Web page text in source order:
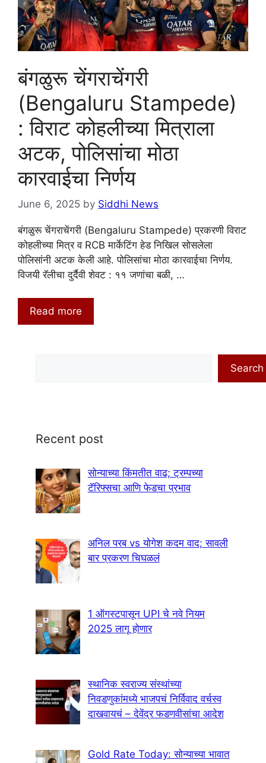
बंगळुरू चेंगराचेंगरी
(Bengaluru Stampede)
: विराट कोहलीच्या मित्राला
अटक, पोलिसांचा मोठा
कारवाईचा निर्णय
June 6, 2025 by Siddhi News
बंगळुरू चेंगराचेंगरी (Bengaluru Stampede) प्रकरणी विराट
कोहलीच्या मित्र व RCB मार्केटिंग हेड निखिल सोसलेला
पोलिसांनी अटक केली आहे. पोलिसांचा मोठा कारवाईचा निर्णय.
विजयी रॅलीचा दुर्दैवी शेवट : ११ जणांचा बळी, …
Read more
Search
Recent post
सोन्याच्या किंमतीत वाढ; ट्रम्पच्या
टॅरिफ्सचा आणि फेडचा प्रभाव
अनिल परब vs योगेश कदम वाद; सावली
बार प्रकरण चिघळलं
1 ऑगस्टपासून UPI चे नवे नियम
2025 लागू होणार
स्थानिक स्वराज्य संस्थांच्या
निवडणुकांमध्ये भाजपचं निर्विवाद वर्चस्व
दाखवायचं – देवेंद्र फडणवीसांचा आदेश
Gold Rate Today: सोन्याच्या भावात